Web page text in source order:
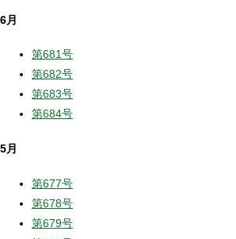
6月
第681号
第682号
第683号
第684号
5月
第677号
第678号
第679号